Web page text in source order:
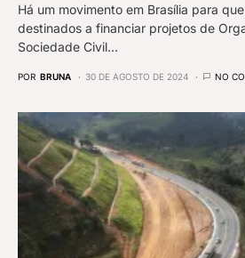
Há um movimento em Brasília para
destinados a financiar projetos de
Sociedade Civil…
POR BRUNA 30 DE AGOSTO DE 2024 NO